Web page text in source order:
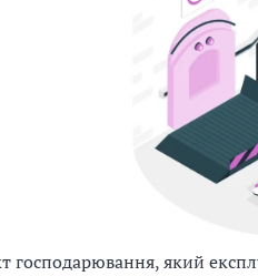
господарювання, який